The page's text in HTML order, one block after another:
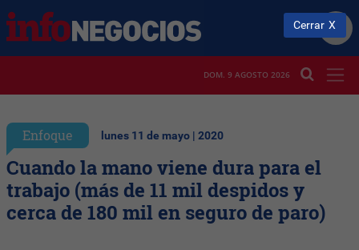
DOM. 9 AGOSTO 2026
Enfoque lunes 11 de mayo | 2020
Cuando la mano viene dura para el
trabajo (más de 11 mil despidos y
cerca de 180 mil en seguro de paro)
Cerrar